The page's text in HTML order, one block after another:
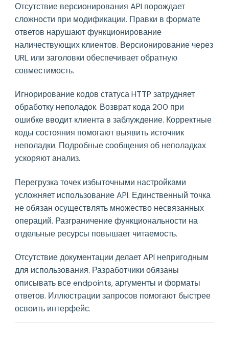
Отсутствие версионирования API порождает
сложности при модификации. Правки в формате
ответов нарушают функционирование
наличествующих клиентов. Версионирование через
URL или заголовки обеспечивает обратную
совместимость.
Игнорирование кодов статуса HTTP затрудняет
обработку неполадок. Возврат кода 200 при
ошибке вводит клиента в заблуждение. Корректные
коды состояния помогают выявить источник
неполадки. Подробные сообщения об неполадках
ускоряют анализ.
Перегрузка точек избыточными настройками
усложняет использование API. Единственный точка
не обязан осуществлять множество несвязанных
операций. Разграничение функциональности на
отдельные ресурсы повышает читаемость.
Отсутствие документации делает API непригодным
для использования. Разработчики обязаны
описывать все endpoints, аргументы и форматы
ответов. Иллюстрации запросов помогают быстрее
освоить интерфейс.